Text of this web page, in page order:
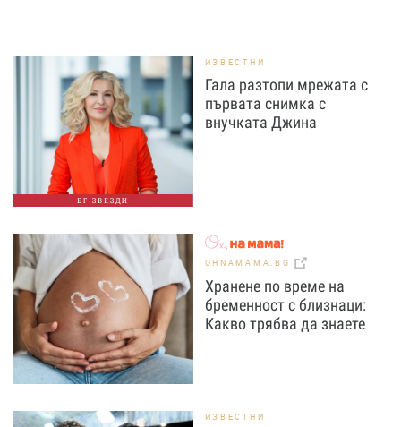
БГ ЗВЕЗДИ
ИЗВЕСТНИ
Гала разтопи мрежата с
първата снимка с
внучката Джина
OHNAMAMA.BG
Хранене по време на
бременност с близнаци:
Какво трябва да знаете
ИЗВЕСТНИ